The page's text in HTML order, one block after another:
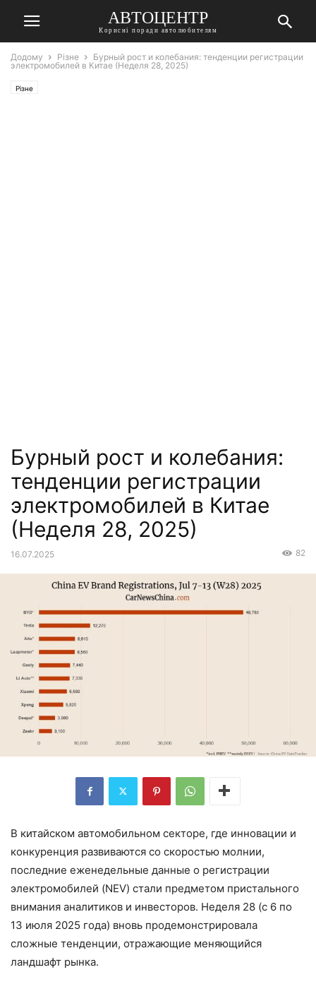
АВТОЦЕНТР
Корисні поради автолюбителям
Додому Різне
Бурный рост и колебания: тенденции регистрации
электромобилей в Китае (Неделя 28, 2025)
Різне
Бурный рост и колебания:
тенденции регистрации
электромобилей в Китае
(Неделя 28, 2025)
16.07.2025 82
В китайском автомобильном секторе, где инновации и
конкуренция развиваются со скоростью молнии,
последние еженедельные данные о регистрации
электромобилей (NEV) стали предметом пристального
внимания аналитиков и инвесторов. Неделя 28 (с 6 по
13 июля 2025 года) вновь продемонстрировала
сложные тенденции, отражающие меняющийся
ландшафт рынка.